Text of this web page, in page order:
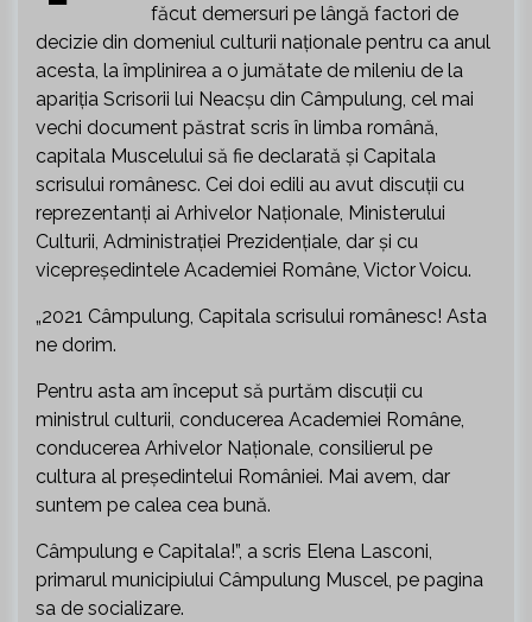
făcut demersuri pe lângă factori de
decizie din domeniul culturii naționale pentru ca anul
acesta, la împlinirea a o jumătate de mileniu de la
apariția Scrisorii lui Neacșu din Câmpulung, cel mai
vechi document păstrat scris în limba română,
capitala Muscelului să fie declarată și Capitala
scrisului românesc. Cei doi edili au avut discuții cu
reprezentanți ai Arhivelor Naționale, Ministerului
Culturii, Administrației Prezidențiale, dar și cu
vicepreședintele Academiei Române, Victor Voicu.
„2021 Câmpulung, Capitala scrisului românesc! Asta
ne dorim.
Pentru asta am început să purtăm discuții cu
ministrul culturii, conducerea Academiei Române,
conducerea Arhivelor Naționale, consilierul pe
cultura al președintelui României. Mai avem, dar
suntem pe calea cea bună.
Câmpulung e Capitala!”, a scris Elena Lasconi,
primarul municipiului Câmpulung Muscel, pe pagina
sa de socializare.